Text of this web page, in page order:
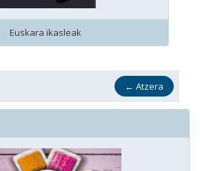
Euskara ikasleak
← Atzera